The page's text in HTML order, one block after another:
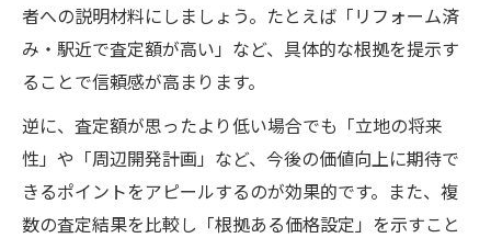
者への説明材料にしましょう。たとえば「リフォーム済
み・駅近で査定額が高い」など、具体的な根拠を提示す
ることで信頼感が高まります。
逆に、査定額が思ったより低い場合でも「立地の将来
性」や「周辺開発計画」など、今後の価値向上に期待で
きるポイントをアピールするのが効果的です。また、複
数の査定結果を比較し「根拠ある価格設定」を示すこと